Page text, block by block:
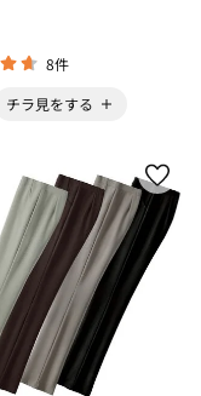
8件
チラ見をする